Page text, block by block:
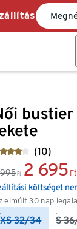
(10)
Ft 2 695 Ft
elmúlt 30 nap
költséget
XS 32/34 S